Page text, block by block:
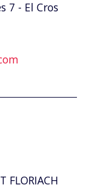
7 - El Cros
FLORIACH